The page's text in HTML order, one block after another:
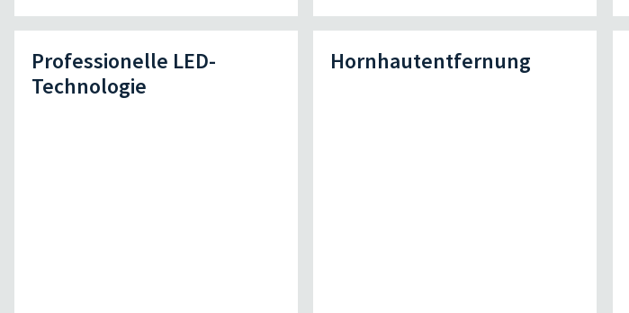
Professionelle LED-
Technologie
Hornhautentfernung